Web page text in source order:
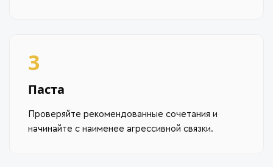
3
Паста
Проверяйте рекомендованные сочетания и
начинайте с наименее агрессивной связки.